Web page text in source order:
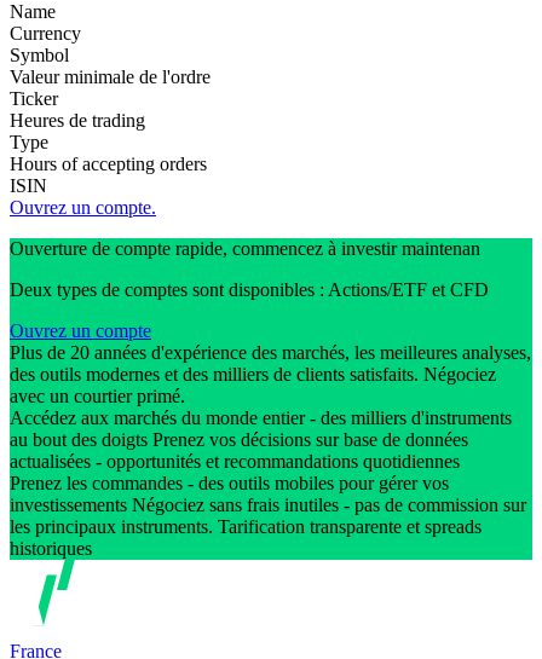
Name
Currency
Symbol
Valeur minimale de l'ordre
Ticker
Heures de trading
Type
Hours of accepting orders
ISIN
Ouvrez un compte.
Ouverture de compte rapide, commencez à investir maintenan
Deux types de comptes sont disponibles : Actions/ETF et CFD
Ouvrez un compte
Plus de 20 années d'expérience des marchés, les meilleures analyses,
des outils modernes et des milliers de clients satisfaits. Négociez
avec un courtier primé.
Accédez aux marchés du monde entier - des milliers d'instruments
au bout des doigts Prenez vos décisions sur base de données
actualisées - opportunités et recommandations quotidiennes
Prenez les commandes - des outils mobiles pour gérer vos
investissements Négociez sans frais inutiles - pas de commission sur
les principaux instruments. Tarification transparente et spreads
historiques
France